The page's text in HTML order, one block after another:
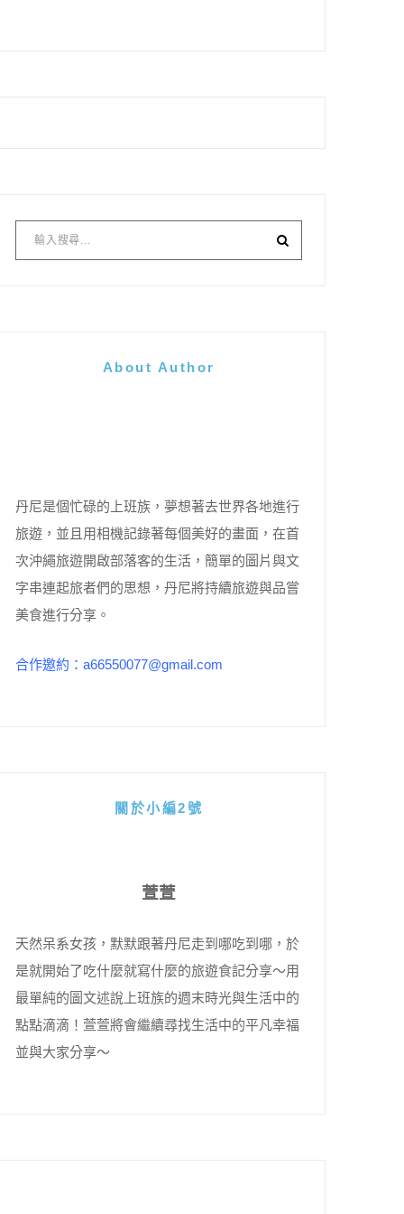
About Author
丹尼是個忙碌的上班族，夢想著去世界各地進行
旅遊，並且用相機記錄著每個美好的畫面，在首
次沖繩旅遊開啟部落客的生活，簡單的圖片與文
字串連起旅者們的思想，丹尼將持續旅遊與品嘗
美食進行分享。
合作邀約：a66550077@gmail.com
關於小編2號
萱萱
天然呆系女孩，默默跟著丹尼走到哪吃到哪，於
是就開始了吃什麼就寫什麼的旅遊食記分享～用
最單純的圖文述說上班族的週末時光與生活中的
點點滴滴！萱萱將會繼續尋找生活中的平凡幸福
並與大家分享～